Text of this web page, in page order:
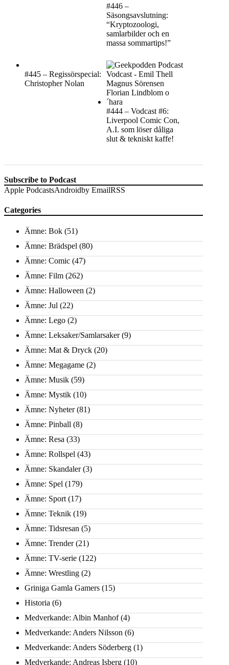
#446 –
Säsongsavslutning:
“Kryptozoologi,
samlarbilder och en
massa sommartips!”
#445 – Regissörspecial:
Christopher Nolan
#444 – Vodcast #6:
Liverpool Comic Con,
A.I. som löser dåliga
slut & tekniskt kaffe!
Subscribe to Podcast
Apple PodcastsAndroidby EmailRSS
Categories
Ämne: Bok (51)
Ämne: Brädspel (80)
Ämne: Comic (47)
Ämne: Film (262)
Ämne: Halloween (2)
Ämne: Jul (22)
Ämne: Lego (2)
Ämne: Leksaker/Samlarsaker(9)
Ämne: Mat & Dryck (20)
Ämne: Megagame (2)
Ämne: Musik (59)
Ämne: Mystik (10)
Ämne: Nyheter(81)
Ämne: Pinball (8)
Ämne: Resa (33)
Ämne: Rollspel (43)
Ämne: Skandaler(3)
Ämne: Spel (179)
Ämne: Sport (17)
Ämne: Teknik (19)
Ämne: Tidsresan (5)
Ämne: Trender(21)
Ämne: TV-serie (122)
Ämne: Wrestling (2)
Griniga Gamla Gamers (15)
Historia (6)
Medverkande: Albin Manhof(4)
Medverkande: Anders Nilsson (6)
Medverkande: Anders Söderberg (1)
Medverkande: Andreas Isberg (10)